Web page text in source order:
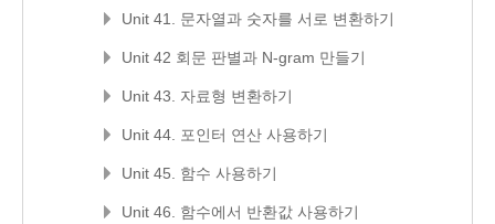
Unit 41. 문자열과 숫자를 서로 변환하기
Unit 42 회문 판별과 N-gram 만들기
Unit 43. 자료형 변환하기
Unit 44. 포인터 연산 사용하기
Unit 45. 함수 사용하기
Unit 46. 함수에서 반환값 사용하기